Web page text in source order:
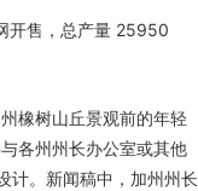
开售，总产量 25950
橡树山丘景观前的年轻
各州州长办公室或其他
计。新闻稿中，加州州长